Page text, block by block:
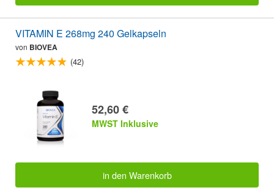
VITAMIN E 268mg 240 Gelkapseln
von BIOVEA
(42)
52,60 €
MWST Inklusive
in den Warenkorb